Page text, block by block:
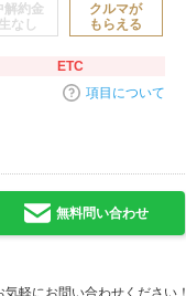
解約金
なし
クルマが
もらえる
ETC
項目について
無料問い合わせ
軽にお問い合わせください！